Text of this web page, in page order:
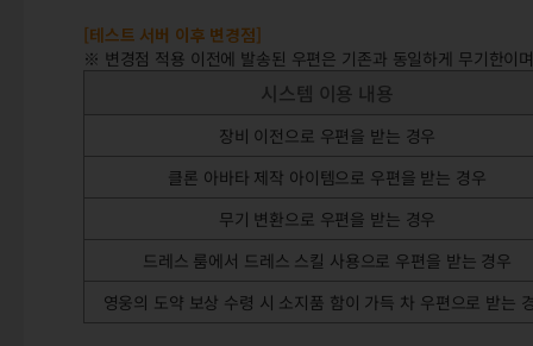
[테스트 서버 이후 변경점]
※ 변경점 적용 이전에 발송된 우편은 기존과 동일하게 무기한이
시스템 이용 내용
장비 이전으로 우편을 받는 경우
클론 아바타 제작 아이템으로 우편을 받는 경우
무기 변환으로 우편을 받는 경우
드레스 룸에서 드레스 스킬 사용으로 우편을 받는 경우
영웅의 도약 보상 수령 시 소지품 함이 가득 차 우편으로 받는